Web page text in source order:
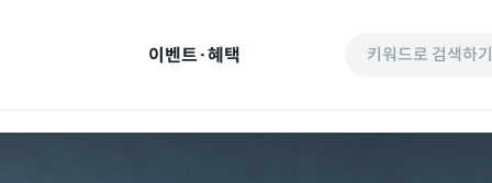
이벤트·혜택 키워드로 검색하기